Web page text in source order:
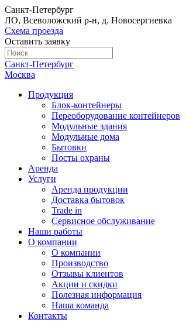
Санкт-Петербург
ЛО, Всеволожский р-н, д. Новосергиевка
Схема проезда
Оставить заявку
Санкт-Петербург
Москва
Продукция
Блок-контейнеры
Переоборудование контейнеров
Модульные здания
Модульные дома
Бытовки
Посты охраны
Аренда
Услуги
Аренда продукции
Доставка бытовок
Trade in
Сервисное обслуживание
Наши работы
О компании
О компании
Производство
Отзывы клиентов
Акции и скидки
Полезная информация
Наша команда
Контакты